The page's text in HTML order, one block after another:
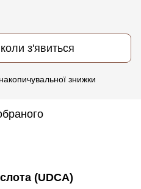
з'явиться
знижки
(UDCA)